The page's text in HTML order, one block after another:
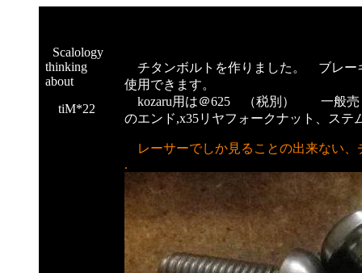
Scalology
thinking
about
tiM*22
チタンボルトを作りました。 ブレー
使用できます。
kozaru用は＠625 （税別） 一般売
のエンド,x35リヤフォークナット、ス
レーサーでしか見ることの出来ない
.